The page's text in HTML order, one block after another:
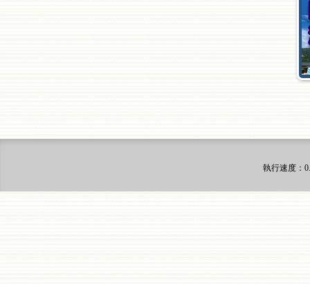
執行速度：